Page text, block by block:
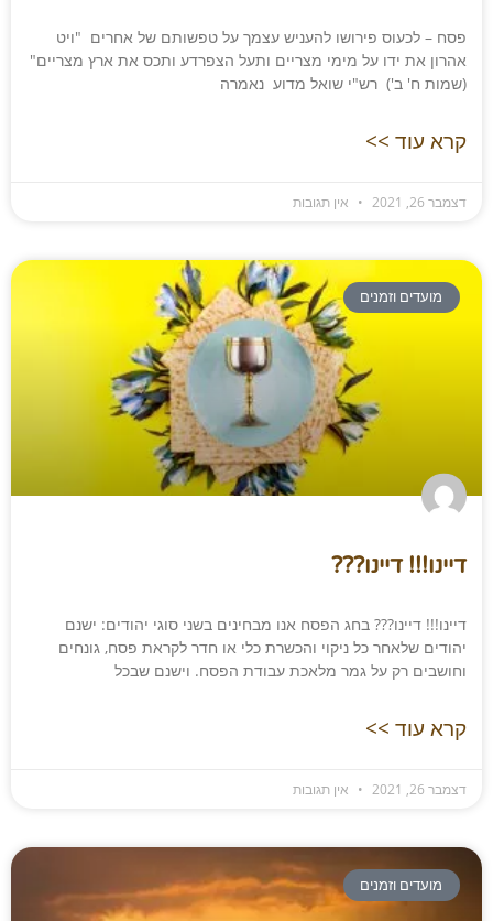
פסח – לכעוס פירושו להעניש עצמך על טפשותם של אחרים "ויט
אהרון את ידו על מימי מצריים ותעל הצפרדע ותכס את ארץ מצריים"
(שמות ח' ב') רש"י שואל מדוע נאמרה
קרא עוד >>
דצמבר 26, 2021 אין תגובות
מועדים וזמנים
דיינו!!! דיינו???
דיינו!!! דיינו??? בחג הפסח אנו מבחינים בשני סוגי יהודים: ישנם
יהודים שלאחר כל ניקוי והכשרת כלי או חדר לקראת פסח, גונחים
וחושבים רק על גמר מלאכת עבודת הפסח. וישנם שבכל
קרא עוד >>
דצמבר 26, 2021 אין תגובות
מועדים וזמנים